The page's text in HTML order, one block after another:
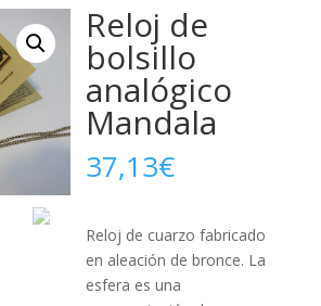
Reloj de
bolsillo
analógico
Mandala
37,13€
Reloj de cuarzo fabricado
en aleación de bronce. La
esfera es una